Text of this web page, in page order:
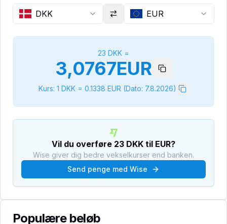
DKK EUR
23 DKK =
3,0767EUR
Kurs: 1 DKK = 0.1338 EUR (Dato: 7.8.2026)
Vil du overføre 23 DKK til EUR?
Wise giver dig bedre vekselkurser end banken.
Send penge med Wise
Populære beløb